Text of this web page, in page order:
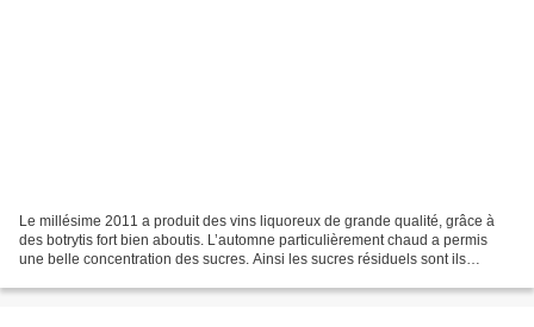
Le millésime 2011 a produit des vins liquoreux de grande qualité, grâce à
des botrytis fort bien aboutis. L’automne particulièrement chaud a permis
une belle concentration des sucres. Ainsi les sucres résiduels sont ils